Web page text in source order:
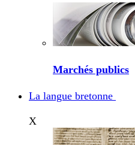
Marchés publics
La langue bretonne
X